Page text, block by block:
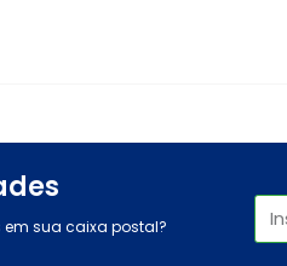
sua caixa postal?